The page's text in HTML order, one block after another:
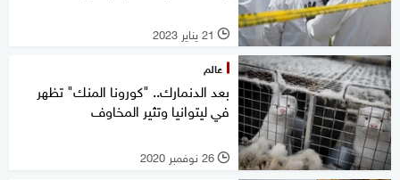
l 21 يناير 2023
عالم
بعد الدنمارك.. "كورونا المنك" تظهر
في ليتوانيا وتثير المخاوف
l 26 نوفمبر 2020